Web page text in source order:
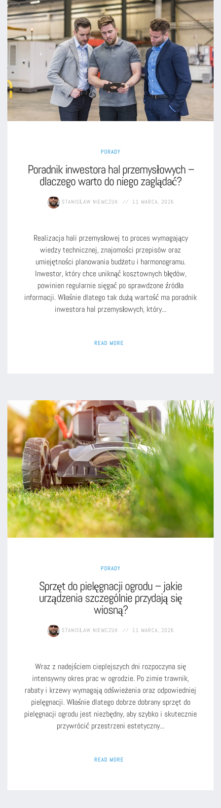
PORADY
Poradnik inwestora hal przemysłowych –
dlaczego warto do niego zaglądać?
STANISŁAW NIEMCZUK 11 MARCA, 2026
Realizacja hali przemysłowej to proces wymagający
wiedzy technicznej, znajomości przepisów oraz
umiejętności planowania budżetu i harmonogramu.
Inwestor, który chce uniknąć kosztownych błędów,
powinien regularnie sięgać po sprawdzone źródła
informacji. Właśnie dlatego tak dużą wartość ma poradnik
inwestora hal przemysłowych, który...
READ MORE
PORADY
Sprzęt do pielęgnacji ogrodu – jakie
urządzenia szczególnie przydają się
wiosną?
STANISŁAW NIEMCZUK 11 MARCA, 2026
Wraz z nadejściem cieplejszych dni rozpoczyna się
intensywny okres prac w ogrodzie. Po zimie trawnik,
rabaty i krzewy wymagają odświeżenia oraz odpowiedniej
pielęgnacji. Właśnie dlatego dobrze dobrany sprzęt do
pielęgnacji ogrodu jest niezbędny, aby szybko i skutecznie
przywrócić przestrzeni estetyczny...
READ MORE